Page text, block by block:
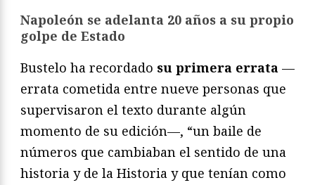
Napoleón se adelanta 20 años a su propio
golpe de Estado
Bustelo ha recordado su primera errata —
errata cometida entre nueve personas que
supervisaron el texto durante algún
momento de su edición—, “un baile de
números que cambiaban el sentido de una
historia y de la Historia y que tenían como